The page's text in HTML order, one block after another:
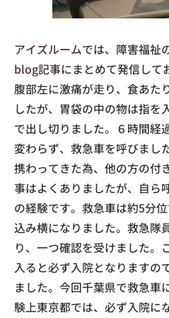
アイズルームでは、障害福祉
blog記事にまとめて発信して
腹部左に激痛が走り、食あた
したが、胃袋の中の物は指を
で出し切りました。６時間経
変わらず、救急車を呼びまし
携わってきた為、他の方の付
事はよくありましたが、自ら
の経験です。救急車は約5分
込み横になりました。救急隊
り、一つ確認を受けました。
入ると必ず入院となりますの
ました。今回千葉県で救急車
験上東京都では、必ず入院に